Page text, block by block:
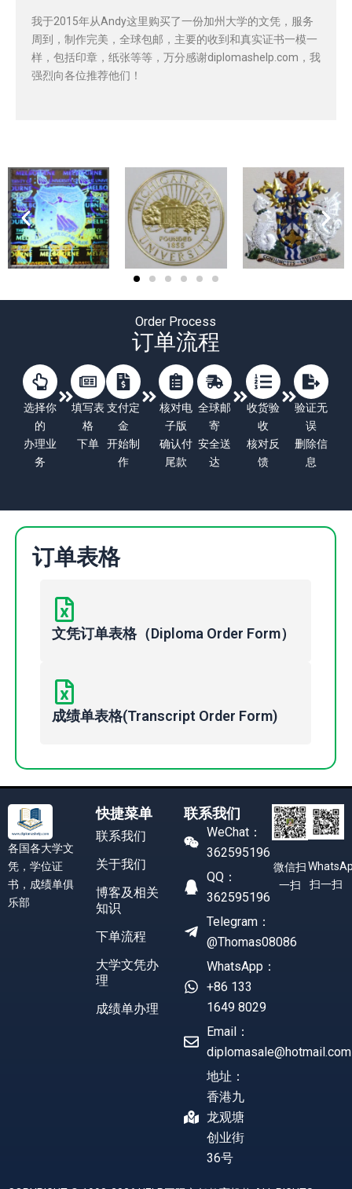
我于2015年从Andy这里购买了一份加州大学的文凭，服务
周到，制作完美，全球包邮，主要的收到和真实证书一模一
样，包括印章，纸张等等，万分感谢diplomashelp.com，我
强烈向各位推荐他们！
Order Process
订单流程
选择你
的
办理业
务
填写表
格
下单
支付定
金
开始制
作
核对电
子版
确认付
尾款
全球邮
寄
安全送
达
收货验
收
核对反
馈
验证无
误
删除信
息
订单表格
文凭订单表格（Diploma Order Form）
成绩单表格(Transcript Order Form)
各国各大学文
凭，学位证
书，成绩单俱
乐部
快捷菜单
联系我们
关于我们
博客及相关
知识
下单流程
大学文凭办
理
成绩单办理
联系我们
WeChat：
362595196
QQ：
362595196
Telegram：
@Thomas08086
WhatsApp：
+86 133
1649 8029
Email：
diplomasale@hotmail.com
地址：
香港九
龙观塘
创业街
36号
微信扫
一扫
扫一扫